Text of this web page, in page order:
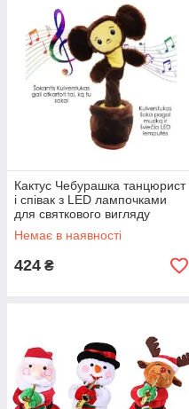
Кактус Чебурашка танцюрист
і співак з LED лампочками
для святкового вигляду
висота 33 см живлення 3 AA
батареї
Немає в наявності
424 ₴